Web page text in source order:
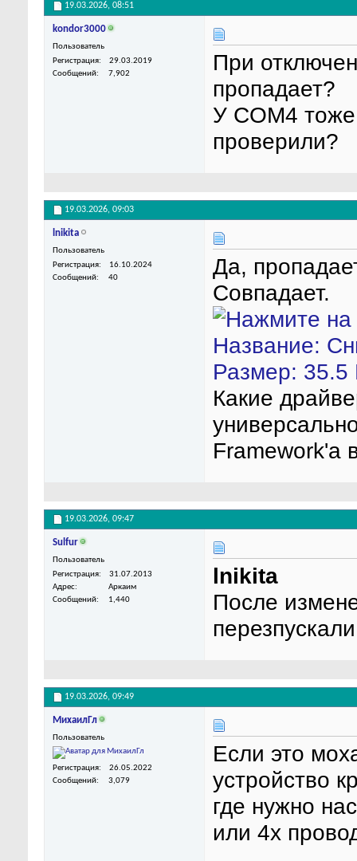
19.03.2026, 08:51
kondor3000
Пользователь
Регистрация
29.03.2019
Сообщений
7,902
При
пропадает?
У COM4
проверили?
19.03.2026, 09:03
lnikita
Пользователь
Регистрация
16.10.2024
Сообщений
40
Да,
Совпадает.
Какие
Framework'a
19.03.2026, 09:47
Sulfur
Пользователь
Регистрация
31.07.2013
Адрес
Аркаим
Сообщений
1,440
lnikita
После
19.03.2026, 09:49
МихаилГл
Пользователь
Регистрация
26.05.2022
Сообщений
3,079
Если это
устройство
где нужно
или 4х